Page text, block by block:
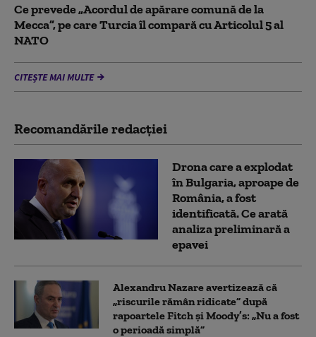
Ce prevede „Acordul de apărare comună de la
Mecca”, pe care Turcia îl compară cu Articolul 5 al
NATO
CITEȘTE MAI MULTE
Recomandările redacţiei
Drona care a explodat
în Bulgaria, aproape de
România, a fost
identificată. Ce arată
analiza preliminară a
epavei
Alexandru Nazare avertizează că
„riscurile rămân ridicate” după
rapoartele Fitch și Moody’s: „Nu a fost
o perioadă simplă”